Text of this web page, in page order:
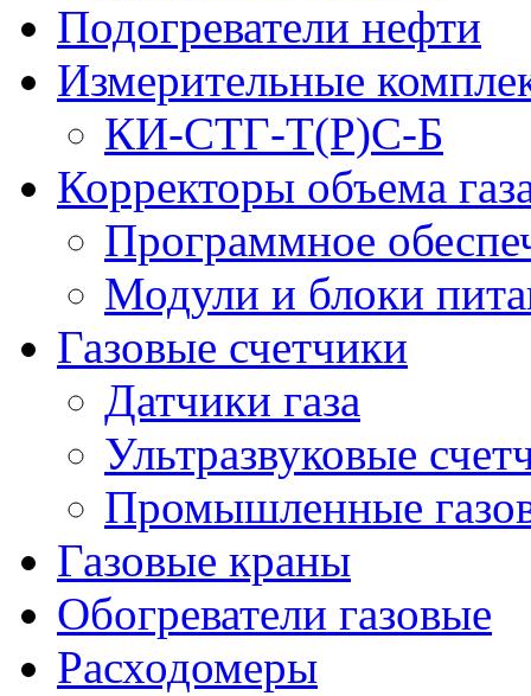
Подогреватели нефти
Измерительные
КИ-СТГ-Т(Р)С-Б
Корректоры объема
Программное
Модули и блоки
Газовые счетчики
Датчики газа
Ультразвуковые
Промышленные
Газовые краны
Обогреватели газовые
Расходомеры